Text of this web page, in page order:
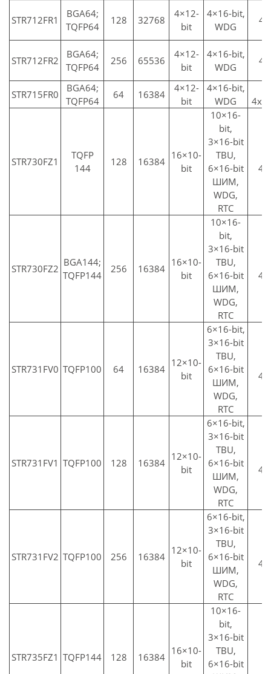
STR712FR1
BGA64;
TQFP64
128 32768
4×12-
bit
4×16-bit,
WDG
STR712FR2
BGA64;
TQFP64
256 65536
4×12-
bit
4×16-bit,
WDG
STR715FR0
BGA64;
TQFP64
64 16384
4×12-
bit
4×16-bit,
WDG
STR730FZ1
TQFP
144
128 16384
16×10-
bit
10×16-
bit,
3×16-bit
TBU,
6×16-bit
ШИМ,
WDG,
RTC
STR730FZ2
BGA144;
TQFP144
256 16384
16×10-
bit
10×16-
bit,
3×16-bit
TBU,
6×16-bit
ШИМ,
WDG,
RTC
STR731FV0 TQFP100 64 16384
12×10-
bit
6×16-bit,
3×16-bit
TBU,
6×16-bit
ШИМ,
WDG,
RTC
STR731FV1 TQFP100 128 16384
12×10-
bit
6×16-bit,
3×16-bit
TBU,
6×16-bit
ШИМ,
WDG,
RTC
STR731FV2 TQFP100 256 16384
12×10-
bit
6×16-bit,
3×16-bit
TBU,
6×16-bit
ШИМ,
WDG,
RTC
STR735FZ1 TQFP144 128 16384
16×10-
bit
10×16-
bit,
3×16-bit
TBU,
6×16-bit